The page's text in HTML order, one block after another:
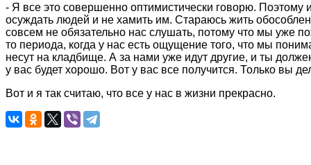
- Я все это совершенно оптимистически говорю.
осуждать людей и не хамить им. Стараюсь жить
совсем не обязательно нас слушать, потому что мы уже
то периода, когда у нас есть ощущение того, что мы
несут на кладбище. А за нами уже идут другие, и ты
у вас будет хорошо. Вот у вас все получится. Только вы
Вот и я так считаю, что все у нас в жизни прекрасно.